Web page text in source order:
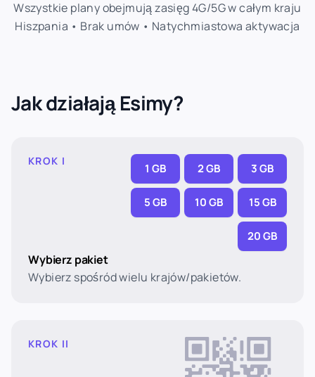
Wszystkie plany obejmują zasięg 4G/5G w całym kraju
Hiszpania • Brak umów • Natychmiastowa aktywacja
Jak działają Esimy?
KROK I
1 GB 2 GB 3 GB
5 GB 10 GB 15 GB
20 GB
Wybierz pakiet
Wybierz spośród wielu krajów/pakietów.
KROK II